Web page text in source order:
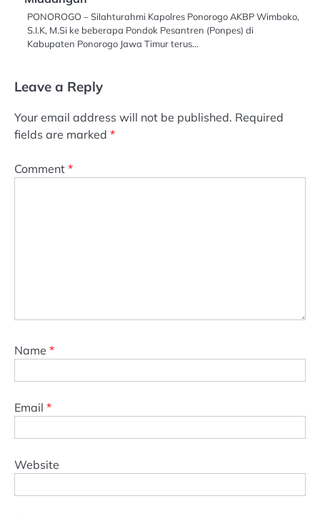
PONOROGO – Silahturahmi Kapolres Ponorogo AKBP Wimboko,
S.I.K, M.Si ke beberapa Pondok Pesantren (Ponpes) di
Kabupaten Ponorogo Jawa Timur terus…
Leave a Reply
Your email address will not be published. Required
fields are marked *
Comment *
Name *
Email *
Website